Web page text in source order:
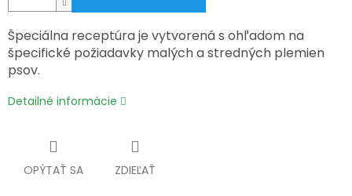
Špeciálna receptúra je vytvorená s ohľadom na
špecifické požiadavky malých a stredných plemien
psov.
Detailné informácie
OPÝTAŤ SA ZDIEĽAŤ